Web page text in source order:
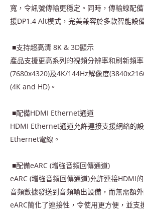
寬，令訊號傳輸更穩定。同時，傳輸線配
援DP1.4 Alt模式，完美兼容於多款智能設
■支持超高清 8K & 3D顯示
產品支援更高系列的視頻分辨率和刷新頻
(7680x4320)及4K/144Hz解像度
(4K and HD)。
■配備HDMI Ethernet通道
HDMI Ethernet通道允許連接支援網絡的
Ethernet電線。
■配備eARC (增強音頻回傳通道)
eARC (增強音頻回傳通道)允許連接HDMI
音頻數據發送到音頻輸出設備，而無需額
eARC簡化了連接性，令使用更方便，並支